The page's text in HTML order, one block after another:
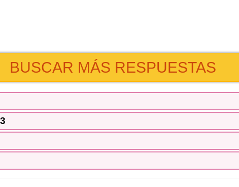
BUSCAR MÁS RESPUESTAS